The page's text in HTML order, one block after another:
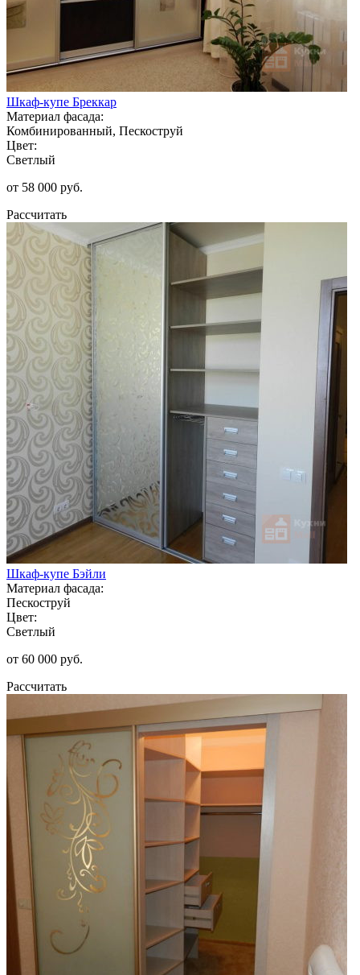
Шкаф-купе Бреккар
Материал фасада:
Комбинированный, Пескоструй
Цвет:
Светлый
от 58 000 руб.
Рассчитать
Шкаф-купе Бэйли
Материал фасада:
Пескоструй
Цвет:
Светлый
от 60 000 руб.
Рассчитать